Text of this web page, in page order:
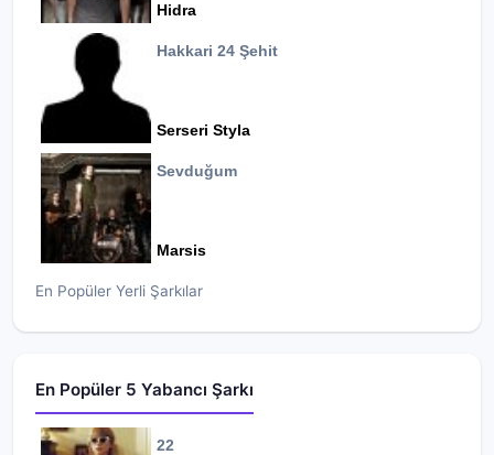
Hidra
Hakkari 24 Şehit
Serseri Styla
Sevduğum
Marsis
En Popüler Yerli Şarkılar
En Popüler 5 Yabancı Şarkı
22